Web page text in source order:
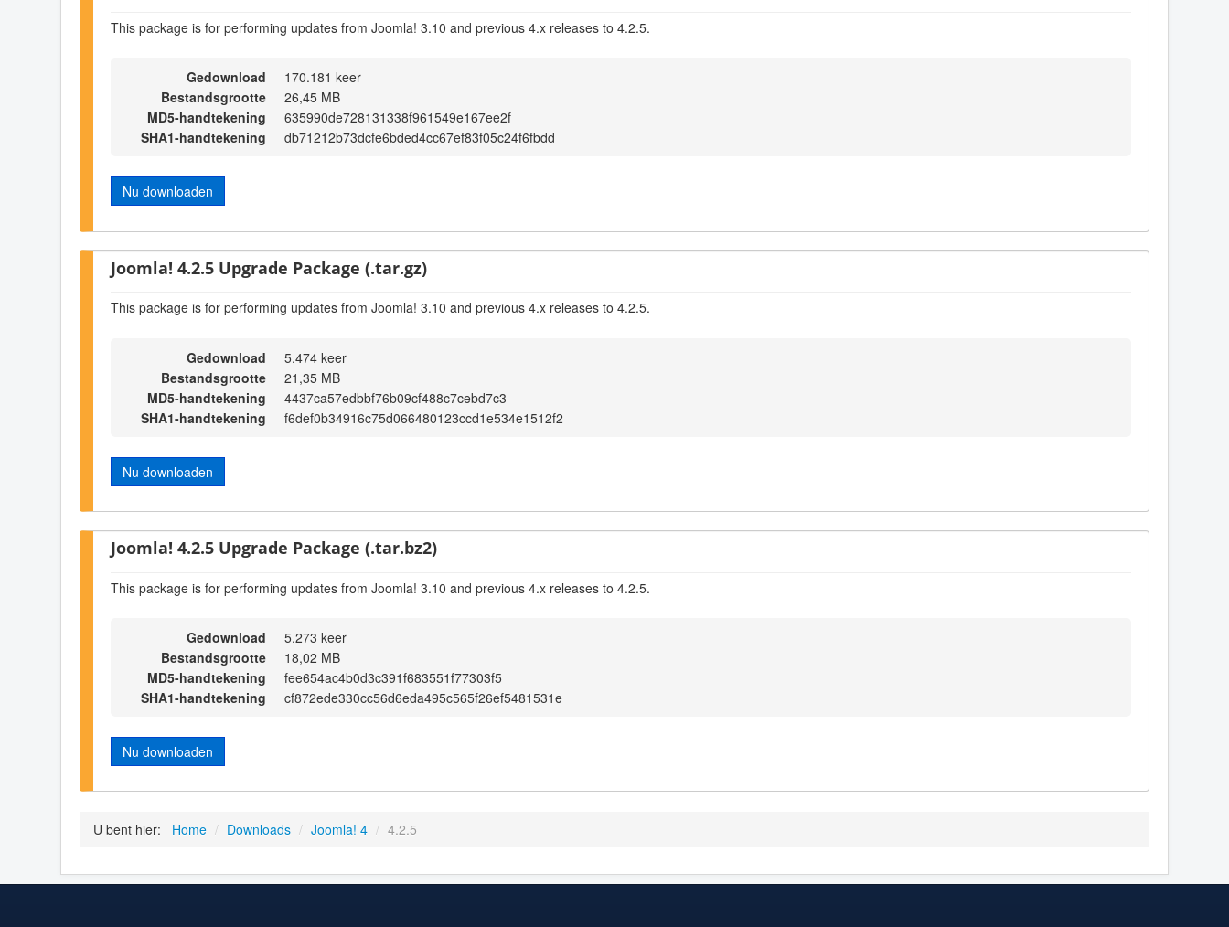
This package is for performing updates from Joomla! 3.10 and previous 4.x releases to 4.2.5.
Gedownload
170.181 keer
Bestandsgrootte
26,45 MB
MD5-handtekening
635990de728131338f961549e167ee2f
SHA1-handtekening
db71212b73dcfe6bded4cc67ef83f05c24f6fbdd
Nu downloaden
Joomla! 4.2.5 Upgrade Package (.tar.gz)
This package is for performing updates from Joomla! 3.10 and previous 4.x releases to 4.2.5.
Gedownload
5.474 keer
Bestandsgrootte
21,35 MB
MD5-handtekening
4437ca57edbbf76b09cf488c7cebd7c3
SHA1-handtekening
f6def0b34916c75d066480123ccd1e534e1512f2
Nu downloaden
Joomla! 4.2.5 Upgrade Package (.tar.bz2)
This package is for performing updates from Joomla! 3.10 and previous 4.x releases to 4.2.5.
Gedownload
5.273 keer
Bestandsgrootte
18,02 MB
MD5-handtekening
fee654ac4b0d3c391f683551f77303f5
SHA1-handtekening
cf872ede330cc56d6eda495c565f26ef5481531e
Nu downloaden
U bent hier: Home / Downloads / Joomla! 4 / 4.2.5